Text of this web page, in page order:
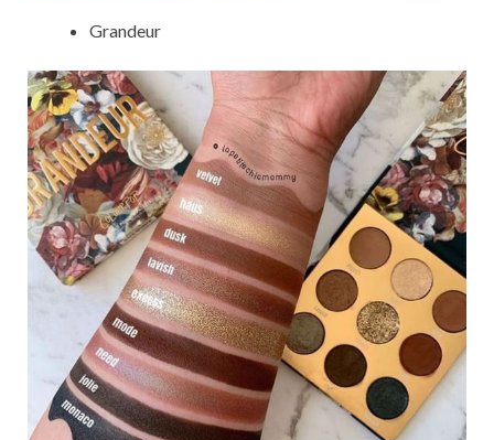
Grandeur